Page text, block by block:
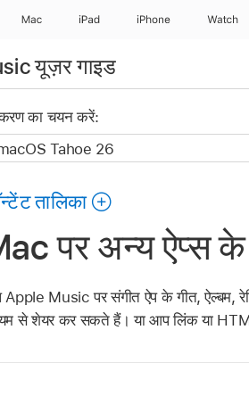
Mac iPad iPhone Watch
यूज़र गाइड
का चयन करें:
तालिका
पर अन्य ऐप्स
Music पर संगीत ऐप के गीत, ऐल्बम,
से शेयर कर सकते हैं। या आप लिंक या